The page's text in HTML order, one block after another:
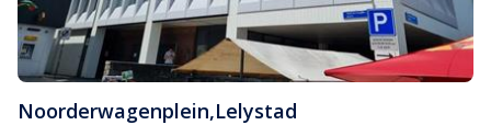
Noorderwagenplein,Lelystad